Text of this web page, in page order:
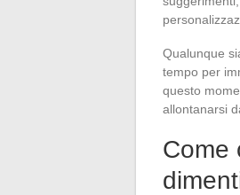
Qualunque
tempo per
questo
allontanarsi
Come